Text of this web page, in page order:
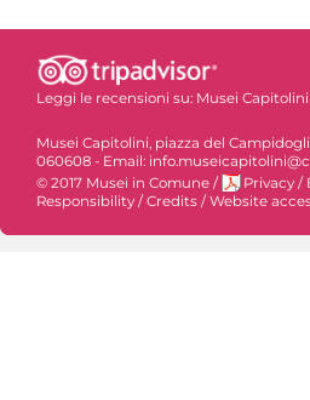
Leggi le recensioni su: Musei Capitolini
Musei Capitolini, piazza del
060608 - Email:
© 2017 Musei in Comune / Privacy /
Responsibility /Credits /Website